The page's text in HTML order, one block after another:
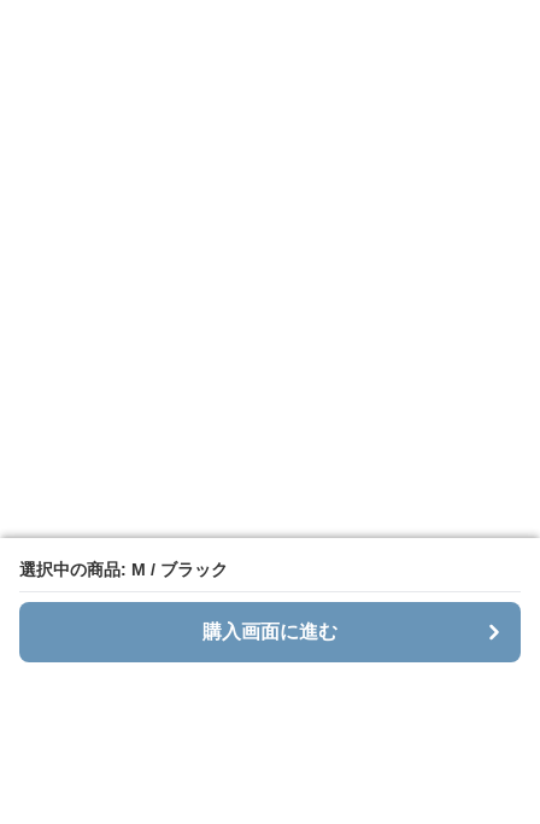
選択中の商品: M / ブラック
購入画面に進む
選択中の商品: M / ブラック
購入画面に進む